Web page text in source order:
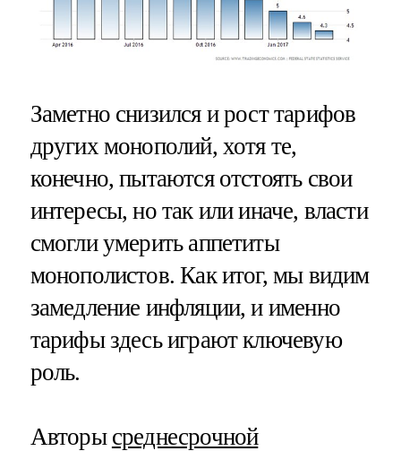
Заметно снизился и рост тарифов
других монополий, хотя те,
конечно, пытаются отстоять свои
интересы, но так или иначе, власти
смогли умерить аппетиты
монополистов. Как итог, мы видим
замедление инфляции, и именно
тарифы здесь играют ключевую
роль.
Авторы среднесрочной